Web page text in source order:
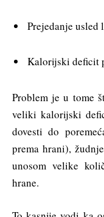
Prejedanje usled
Kalorijski deficit
Problem je u tome
veliki kalorijski
dovesti do
prema hrani),
unosom velike
hrane.